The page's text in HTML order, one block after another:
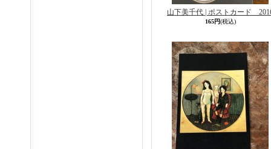
山下美千代 | ポストカード
165円(税込)